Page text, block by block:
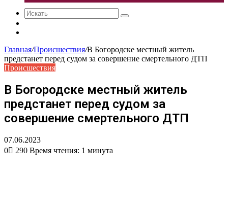
Искать
Главная/Происшествия/В Богородске местный житель
предстанет перед судом за совершение смертельного ДТП
Происшествия
В Богородске местный житель
предстанет перед судом за
совершение смертельного ДТП
07.06.2023
0
290 Время чтения: 1 минута